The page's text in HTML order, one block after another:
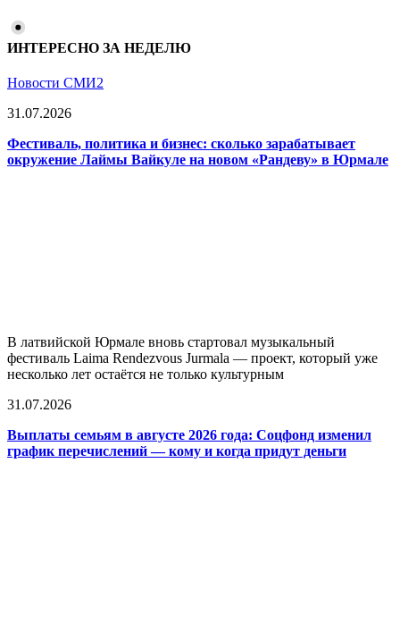
ИНТЕРЕСНО ЗА НЕДЕЛЮ
Новости СМИ2
31.07.2026
Фестиваль, политика и бизнес: сколько зарабатывает
окружение Лаймы Вайкуле на новом «Рандеву» в Юрмале
В латвийской Юрмале вновь стартовал музыкальный
фестиваль Laima Rendezvous Jurmala — проект, который уже
несколько лет остаётся не только культурным
31.07.2026
Выплаты семьям в августе 2026 года: Соцфонд изменил
график перечислений — кому и когда придут деньги